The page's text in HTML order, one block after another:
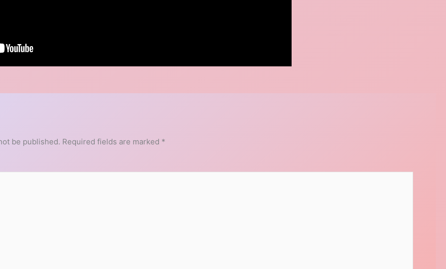
be published. Required fields are marked *